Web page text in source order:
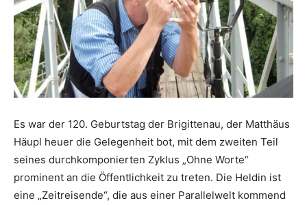
Es war der 120. Geburtstag der Brigittenau, der Matthäus
Häupl heuer die Gelegenheit bot, mit dem zweiten Teil
seines durchkomponierten Zyklus „Ohne Worte“
prominent an die Öffentlichkeit zu treten. Die Heldin ist
eine „Zeitreisende“, die aus einer Parallelwelt kommend